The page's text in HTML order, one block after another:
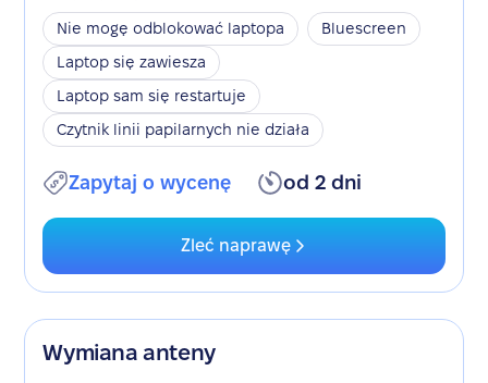
Nie mogę odblokować laptopa
Bluescreen
Laptop się zawiesza
Laptop sam się restartuje
Czytnik linii papilarnych nie działa
Zapytaj o wycenę od 2 dni
Zleć naprawę
Wymiana anteny